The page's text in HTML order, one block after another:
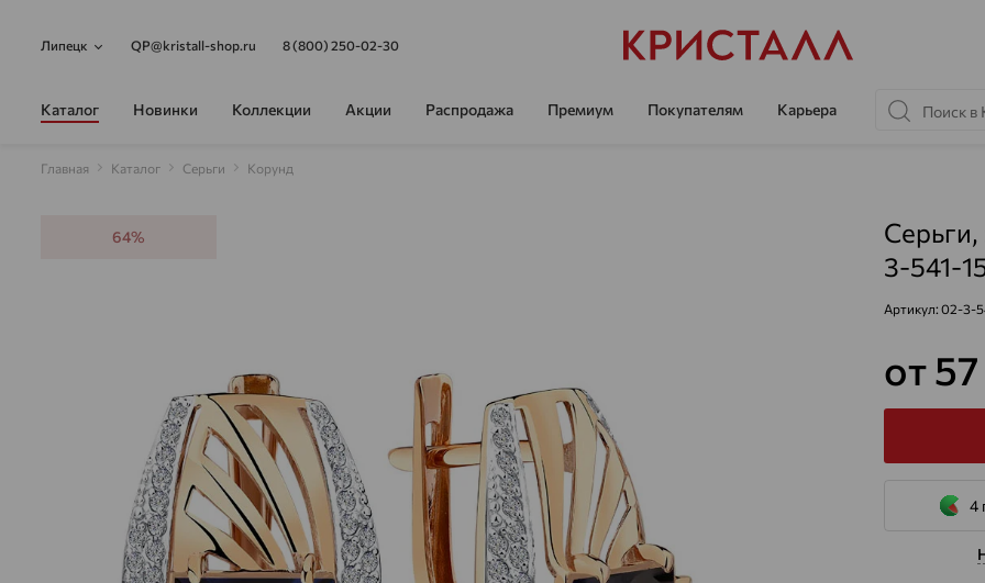
Липецк QP@kristall-shop.ru 8 (800) 250-02-30
Каталог Новинки Коллекции Акции Распродажа Премиум Покупателям Карьера
Главная Каталог Серьги Корунд
64%
3-541-
Артикул: 02-3-
от
4